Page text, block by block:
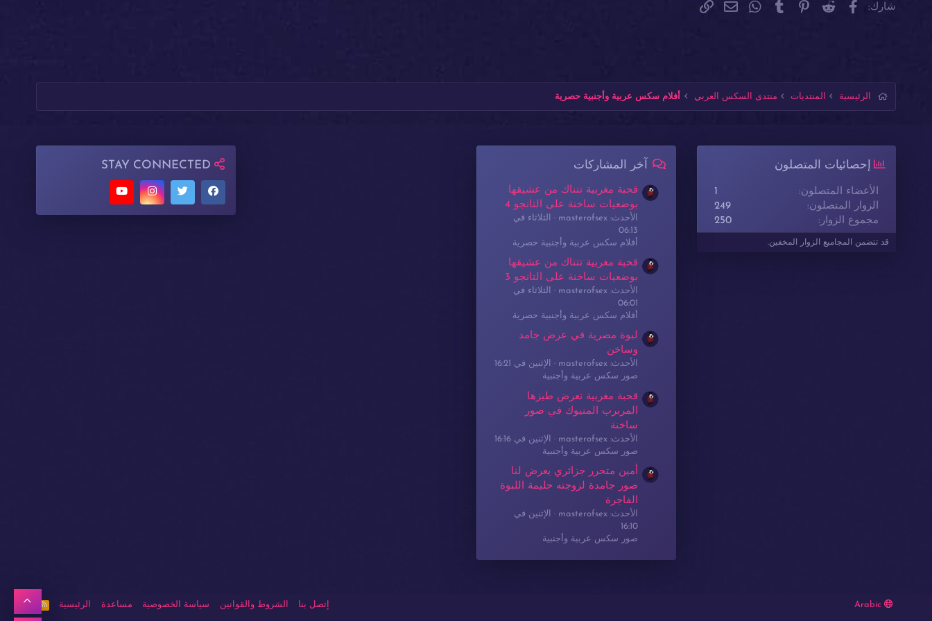
شارك: فيسبوكReddit
Pinterest
Tumblr
WhatsAppالبريد الإلكتروني
الرئيسية المنتديات منتدى السكس العربي أفلام سكس عربية وأجنبية حصرية
إحصائيات المتصلون
الأعضاء المتصلون
1
الزوار المتصلون
249
مجموع الزوار
250
قد تتضمن المجاميع الزوار المخفين.
آخر المشاركات
قحبة مغربية تتناك من عشيقها
بوضعيات ساخنة على التانجو 4
الأحدث: masterofsex
الثلاثاء في
06:13
أفلام سكس عربية وأجنبية حصرية
قحبة مغربية تتناك من عشيقها
بوضعيات ساخنة على التانجو 3
الأحدث: masterofsex
الثلاثاء في
06:01
أفلام سكس عربية وأجنبية حصرية
لبوة مصرية في عرض جامد
وساخن
الأحدث: masterofsex
الإثنين في 16:21
صور سكس عربية وأجنبية
قحبة مغربية تعرض طيزها
المربرب المنيوك في صور
ساخنة
الأحدث: masterofsex
الإثنين في 16:16
صور سكس عربية وأجنبية
أمين متحرر جزائري يعرض لنا
صور جامدة لزوجته حليمة اللبوة
الفاجرة
الأحدث: masterofsex
الإثنين في
16:10
صور سكس عربية وأجنبية
STAY CONNECTED
إتصل بنا الشروط والقوانين سياسة الخصوصية مساعدة الرئيسية
S
أعلى